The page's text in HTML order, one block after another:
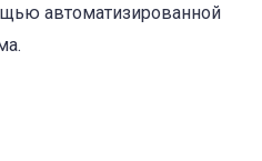
автоматизированной